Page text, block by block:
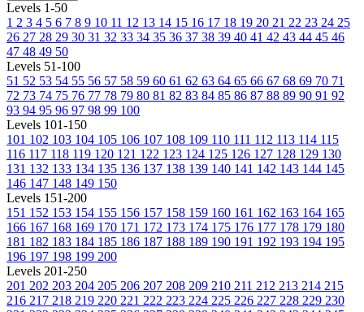
Levels 1-50
1 2 3 4 5 6 7 8 9 10 11 12 13 14 15 16 17 18 19 20 21 22 23 24 25
26 27 28 29 30 31 32 33 34 35 36 37 38 39 40 41 42 43 44 45 46
47 48 49 50
Levels 51-100
51 52 53 54 55 56 57 58 59 60 61 62 63 64 65 66 67 68 69 70 71
72 73 74 75 76 77 78 79 80 81 82 83 84 85 86 87 88 89 90 91 92
93 94 95 96 97 98 99 100
Levels 101-150
101 102 103 104 105 106 107 108 109 110 111 112 113 114 115
116 117 118 119 120 121 122 123 124 125 126 127 128 129 130
131 132 133 134 135 136 137 138 139 140 141 142 143 144 145
146 147 148 149 150
Levels 151-200
151 152 153 154 155 156 157 158 159 160 161 162 163 164 165
166 167 168 169 170 171 172 173 174 175 176 177 178 179 180
181 182 183 184 185 186 187 188 189 190 191 192 193 194 195
196 197 198 199 200
Levels 201-250
201 202 203 204 205 206 207 208 209 210 211 212 213 214 215
216 217 218 219 220 221 222 223 224 225 226 227 228 229 230